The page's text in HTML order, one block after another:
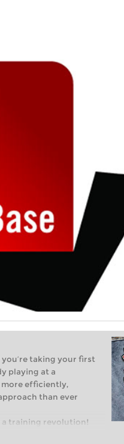
you’re taking your first
playing at a
more efficiently,
than ever
a training revolution!
world of club chess,